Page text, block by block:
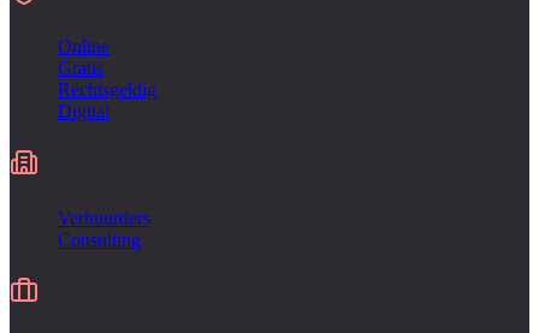
Online
Gratis
Rechtsgeldig
Digital
Verhuurders
Consulting